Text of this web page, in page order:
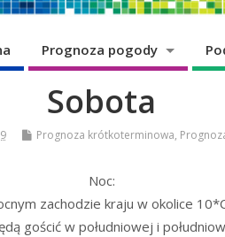
Prognoza pogody
Sobota
Prognoza krótkoterminowa,
Noc:
zachodzie kraju w okolice
gościć w południowej i